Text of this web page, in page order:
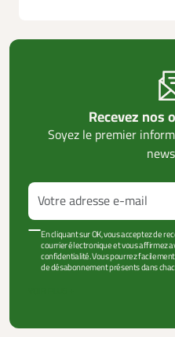
Recevez nos
Soyez le premier
En cliquant sur OK, vous acceptez de
courrier électronique et vous affirmez
confidentialité. Vous pourrez
de désabonnement présents dans